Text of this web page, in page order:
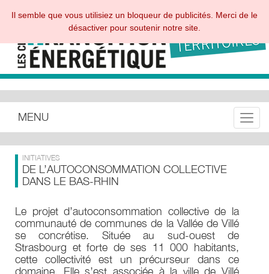
MENU
INITIATIVES
DE L’AUTOCONSOMMATION COLLECTIVE
DANS LE BAS-RHIN
Le projet d’autoconsommation collective de la
communauté de communes de la Vallée de Villé
se concrétise. Située au sud-ouest de
Strasbourg et forte de ses 11 000 habitants,
cette collectivité est un précurseur dans ce
domaine. Elle s’est associée à la ville de Villé
Il semble que vous utilisiez un bloqueur de publicités. Merci de le
désactiver pour soutenir notre site.